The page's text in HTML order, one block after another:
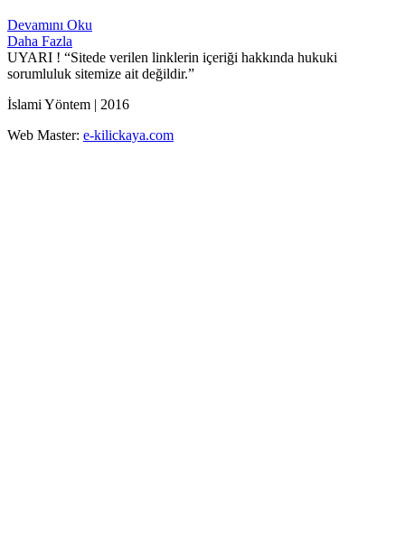
Devamını Oku
Daha Fazla
UYARI ! “Sitede verilen linklerin içeriği hakkında hukuki
sorumluluk sitemize ait değildir.”
İslami Yöntem | 2016
Web Master: e-kilickaya.com